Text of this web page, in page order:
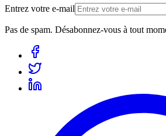
Entrez votre e-mail
Pas de spam. Désabonnez-vous à tout